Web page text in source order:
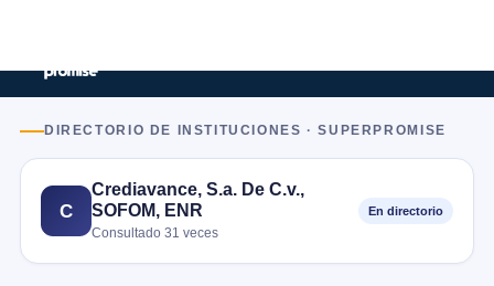
DIRECTORIO DE INSTITUCIONES · SUPERPROMISE
C
Crediavance, S.a. De C.v.,
SOFOM, ENR
Consultado 31 veces
En directorio